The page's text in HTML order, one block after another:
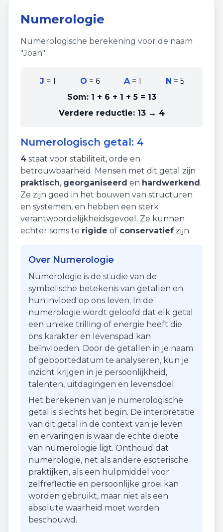
Numerologie
Numerologische berekening voor de naam
"Joan":
J = 1 O =6 A=1 N =5
Som: 1 + 6 + 1 + 5= 13
Verdere reductie: 13 → 4
Numerologisch getal: 4
4 staat voor stabiliteit, orde en
betrouwbaarheid . Mensen met dit getal zijn
praktisch, georganiseerd en hardwerkend.
Ze zijn goed in het bouwen van structuren
en systemen, en hebben een sterk
verantwoordelijkheidsgevoel. Ze kunnen
echter soms te rigide of conservatief zijn.
Over Numerologie
Numerologie is de studie van de
symbolische betekenis van getallen en
hun invloed op ons leven. In de
numerologie wordt geloofd dat elk getal
een unieke trilling of energie heeft die
ons karakter en levenspad kan
beïnvloeden. Door de getallen in je naam
of geboortedatum te analyseren, kun je
inzicht krijgen in je persoonlijkheid,
talenten, uitdagingen en levensdoel.
Het berekenen van je numerologische
getal is slechts het begin. De interpretatie
van dit getal in de context van je leven
en ervaringen is waar de echte diepte
van numerologie ligt. Onthoud dat
numerologie, net als andere esoterische
praktijken, als een hulpmiddel voor
zelfreflectie en persoonlijke groei kan
worden gebruikt, maar niet als een
absolute waarheid moet worden
beschouwd.